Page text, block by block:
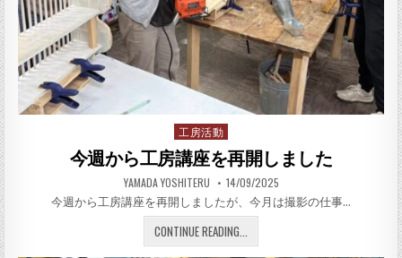
Posted in
工房活動
今週から工房講座を再開しました
AUTHOR:
YAMADA YOSHITERU PUBLISHED DATE:
14/09/2025
今週から工房講座を再開しましたが、今月は撮影の仕事…
CONTINUE READING... 今週から工房講座を再開し